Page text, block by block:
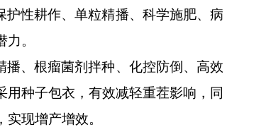
性耕作、单粒精播、科学施肥、病
。
、根瘤菌剂拌种、化控防倒、高效
种子包衣，有效减轻重茬影响，同
现增产增效。